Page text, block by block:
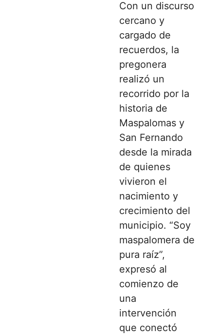
Con un discurso
cercano y
cargado de
recuerdos, la
pregonera
realizó un
recorrido por la
historia de
Maspalomas y
San Fernando
desde la mirada
de quienes
vivieron el
nacimiento y
crecimiento del
municipio. “Soy
maspalomera de
pura raíz”,
expresó al
comienzo de
una
intervención
que conectó